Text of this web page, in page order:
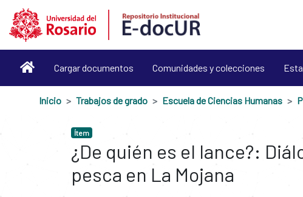
Cargar documentos Comunidades y colecciones
Inicio Trabajos de grado Escuela de Ciencias Humanas
Ítem
¿De quién es el lance?:
pesca en La Mojana